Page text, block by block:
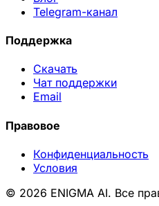
Telegram-канал
Поддержка
Скачать
Чат поддержки
Email
Правовое
Конфиденциальность
Условия
© 2026 ENIGMA AI. Все